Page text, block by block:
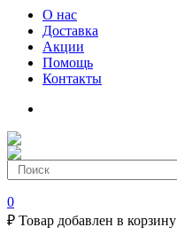
О нас
Доставка
Акции
Помощь
Контакты
0
₽ Товар добавлен в корзину